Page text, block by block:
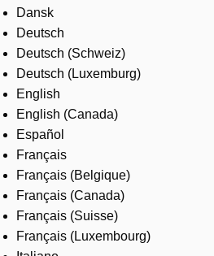
Services
About us
Where to buy
Contact us
Careers
Dansk
Deutsch
Deutsch (Schweiz)
Deutsch (Luxemburg)
English
English (Canada)
Español
Français
Français (Belgique)
Français (Canada)
Français (Suisse)
Français (Luxembourg)